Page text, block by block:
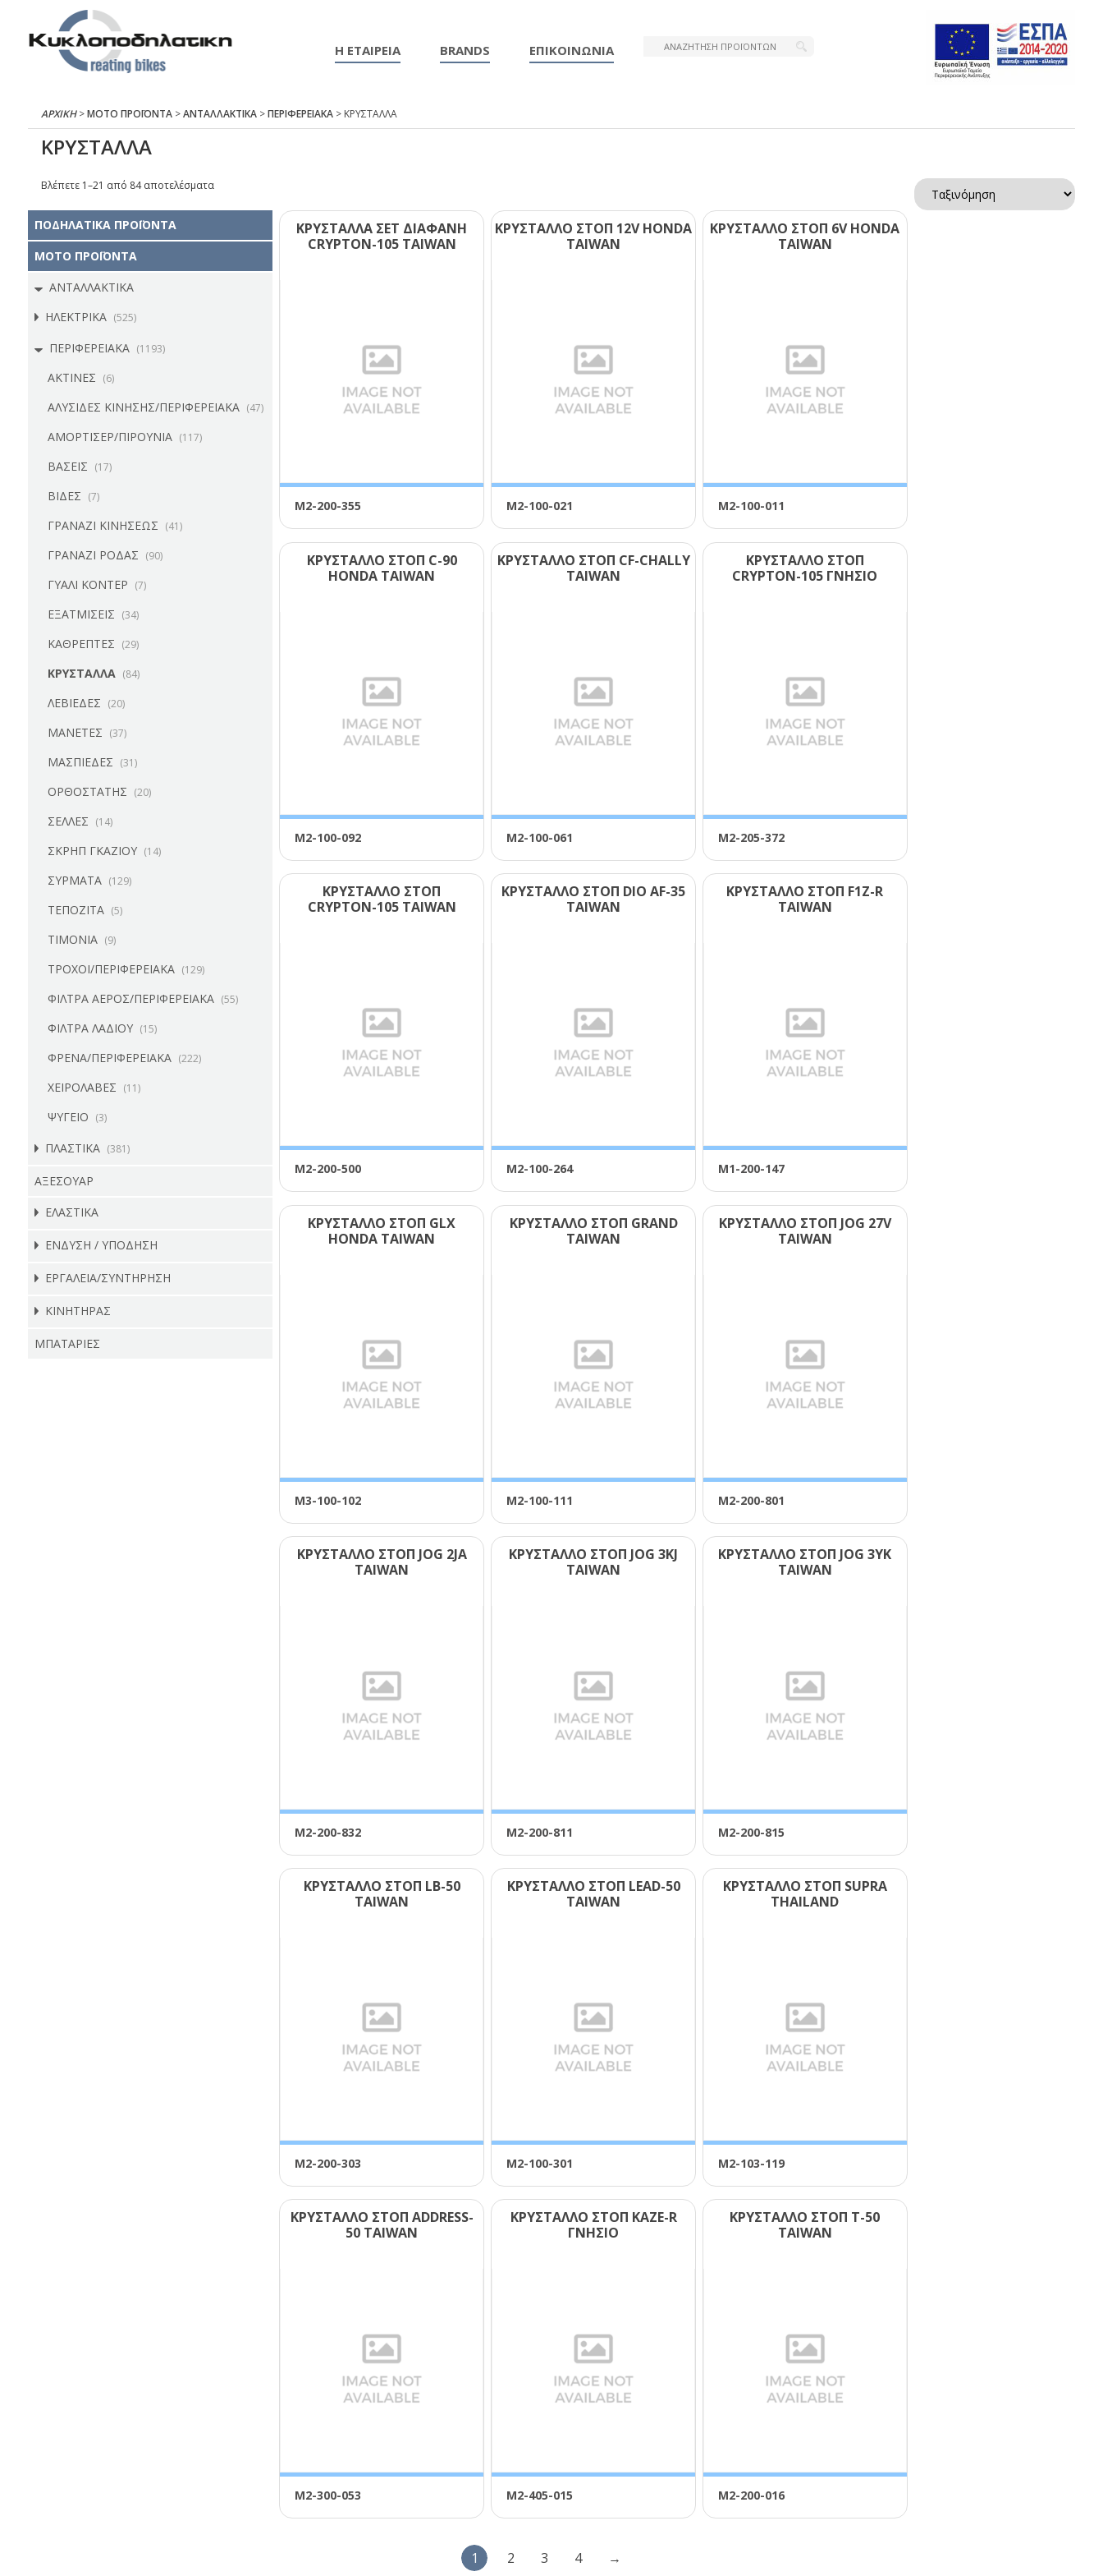
Η ΕΤΑΙΡΕΙΑ BRANDS ΕΠΙΚΟΙΝΩΝΙΑ
ΑΡΧΙΚΉ>ΜΟΤΟ ΠΡΟΪΟΝΤΑ>ΑΝΤΑΛΛΑΚΤΙΚΑ>ΠΕΡΙΦΕΡΕΙΑΚΑ> ΚΡΥΣΤΑΛΛΑ
ΚΡΥΣΤΑΛΛΑ
Βλέπετε 1–21 από 84 αποτελέσματα
ΠΟΔΗΛΑΤΙΚΑ ΠΡΟΪΟΝΤΑ
ΜΟΤΟ ΠΡΟΪΟΝΤΑ
ΑΝΤΑΛΛΑΚΤΙΚΑ
ΗΛΕΚΤΡΙΚΑ (525)
ΠΕΡΙΦΕΡΕΙΑΚΑ (1193)
ΑΚΤΙΝΕΣ (6)
ΑΛΥΣΙΔΕΣ ΚΙΝΗΣΗΣ/ΠΕΡΙΦΕΡΕΙΑΚΑ (47)
ΑΜΟΡΤΙΣΕΡ/ΠΙΡΟΥΝΙΑ (117)
ΒΑΣΕΙΣ (17)
ΒΙΔΕΣ (7)
ΓΡΑΝΑΖΙ ΚΙΝΗΣΕΩΣ (41)
ΓΡΑΝΑΖΙ ΡΟΔΑΣ (90)
ΓΥΑΛΙ ΚΟΝΤΕΡ (7)
ΕΞΑΤΜΙΣΕΙΣ (34)
ΚΑΘΡΕΠΤΕΣ (29)
ΚΡΥΣΤΑΛΛΑ (84)
ΛΕΒΙΕΔΕΣ (20)
ΜΑΝΕΤΕΣ (37)
ΜΑΣΠΙΕΔΕΣ (31)
ΟΡΘΟΣΤΑΤΗΣ (20)
ΣΕΛΛΕΣ (14)
ΣΚΡΗΠ ΓΚΑΖΙΟΥ (14)
ΣΥΡΜΑΤΑ (129)
ΤΕΠΟΖΙΤΑ (5)
ΤΙΜΟΝΙΑ (9)
ΤΡΟΧΟΙ/ΠΕΡΙΦΕΡΕΙΑΚΑ (129)
ΦΙΛΤΡΑ ΑΕΡΟΣ/ΠΕΡΙΦΕΡΕΙΑΚΑ (55)
ΦΙΛΤΡΑ ΛΑΔΙΟΥ (15)
ΦΡΕΝΑ/ΠΕΡΙΦΕΡΕΙΑΚΑ (222)
ΧΕΙΡΟΛΑΒΕΣ (11)
ΨΥΓΕΙΟ (3)
ΠΛΑΣΤΙΚΑ (381)
ΑΞΕΣΟΥΑΡ
ΕΛΑΣΤΙΚΑ
ΕΝΔΥΣΗ / ΥΠΟΔΗΣΗ
ΕΡΓΑΛΕΙΑ/ΣΥΝΤΗΡΗΣΗ
ΚΙΝΗΤΗΡΑΣ
ΜΠΑΤΑΡΙΕΣ
ΚΡΥΣΤΑΛΛΑ ΣΕΤ ΔΙΑΦΑΝΗ
CRΥΡΤΟΝ-105 ΤΑΙWΑΝ
Μ2-200-355
ΚΡΥΣΤΑΛΛΟ ΣΤΟΠ 12V ΗΟΝDΑ
ΤΑΙWΑΝ
Μ2-100-021
ΚΡΥΣΤΑΛΛΟ ΣΤΟΠ 6V ΗΟΝDΑ
ΤΑΙWΑΝ
Μ2-100-011
ΚΡΥΣΤΑΛΛΟ ΣΤΟΠ C-90
ΗΟΝDΑ ΤΑΙWΑΝ
Μ2-100-092
ΚΡΥΣΤΑΛΛΟ ΣΤΟΠ CF-CΗΑLLΥ
ΤΑΙWΑΝ
Μ2-100-061
ΚΡΥΣΤΑΛΛΟ ΣΤΟΠ
CRΥΡΤΟΝ-105 ΓΝΗΣΙΟ
Μ2-205-372
ΚΡΥΣΤΑΛΛΟ ΣΤΟΠ
CRΥΡΤΟΝ-105 ΤΑΙWΑΝ
Μ2-200-500
ΚΡΥΣΤΑΛΛΟ ΣΤΟΠ DΙΟ ΑF-35
ΤΑΙWΑΝ
Μ2-100-264
ΚΡΥΣΤΑΛΛΟ ΣΤΟΠ F1Ζ-R
ΤΑΙWΑΝ
Μ1-200-147
ΚΡΥΣΤΑΛΛΟ ΣΤΟΠ GLΧ
ΗΟΝDΑ ΤΑΙWΑΝ
Μ3-100-102
ΚΡΥΣΤΑΛΛΟ ΣΤΟΠ GRΑΝD
ΤΑΙWΑΝ
Μ2-100-111
ΚΡΥΣΤΑΛΛΟ ΣΤΟΠ JΟG 27V
ΤΑΙWΑΝ
Μ2-200-801
ΚΡΥΣΤΑΛΛΟ ΣΤΟΠ JΟG 2JΑ
ΤΑΙWΑΝ
Μ2-200-832
ΚΡΥΣΤΑΛΛΟ ΣΤΟΠ JΟG 3ΚJ
ΤΑΙWΑΝ
Μ2-200-811
ΚΡΥΣΤΑΛΛΟ ΣΤΟΠ JΟG 3ΥΚ
ΤΑΙWΑΝ
Μ2-200-815
ΚΡΥΣΤΑΛΛΟ ΣΤΟΠ LΒ-50
ΤΑΙWΑΝ
Μ2-200-303
ΚΡΥΣΤΑΛΛΟ ΣΤΟΠ LΕΑD-50
ΤΑΙWΑΝ
Μ2-100-301
ΚΡΥΣΤΑΛΛΟ ΣΤΟΠ SUΡRΑ
ΤΗΑΙLΑΝD
Μ2-103-119
ΚΡΥΣΤΑΛΛΟ ΣΤΟΠ ΑDDRΕSS-
50 ΤΑΙWΑΝ
Μ2-300-053
ΚΡΥΣΤΑΛΛΟ ΣΤΟΠ ΚΑΖΕ-R
ΓΝΗΣΙΟ
Μ2-405-015
ΚΡΥΣΤΑΛΛΟ ΣΤΟΠ Τ-50
ΤΑΙWΑΝ
Μ2-200-016
1 2 3 4 →